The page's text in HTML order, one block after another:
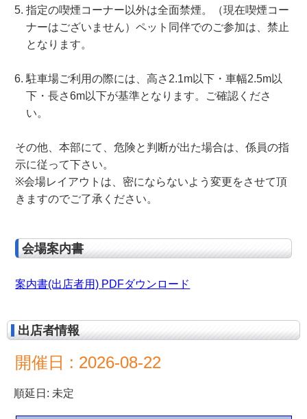
指定の喫煙コーナー以外は全面禁煙。（現在喫煙コー
ナーはございません）ペット同伴でのご参加は、禁止
となります。
駐車場ご利用の際には、高さ2.1m以下・車幅2.5m以
下・長さ6m以下が基準となります。ご確認くださ
い。
その他、本部にて、危険と判断が出た場合は、係員の指
示に従って下さい。
※会場レイアウトは、密にならないよう変更をさせて頂
きますのでご了承ください。
会場案内書
案内書(出店者用) PDFダウンロード
出店者情報
開催日 : 2026-08-22
順延日: 未定